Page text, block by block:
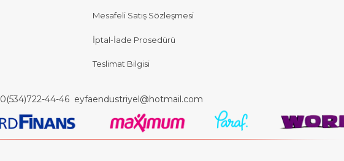
Mesafeli Satış Sözleşmesi
İptal-İade Prosedürü
Teslimat Bilgisi
0(534)722-44-46 eyfaendustriyel@hotmail.com